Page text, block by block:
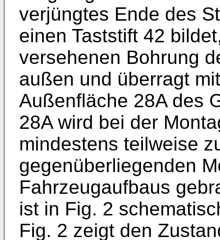
verjüngtes Ende des
einen Taststift 42
versehenen Bohrung
außen und überragt
Außenfläche 28A des
28A wird bei der
mindestens teilweise
gegenüberliegenden
Fahrzeugaufbaus
ist in Fig. 2
Fig. 2 zeigt den